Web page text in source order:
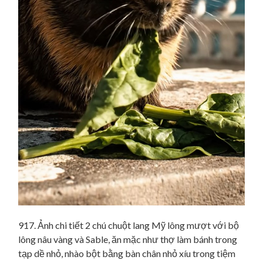
917. Ảnh chi tiết 2 chú chuột lang Mỹ lông mượt với bộ
lông nâu vàng và Sable, ăn mặc như thợ làm bánh trong
tạp dề nhỏ, nhào bột bằng bàn chân nhỏ xíu trong tiệm